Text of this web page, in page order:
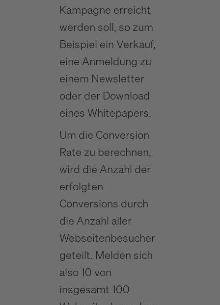
Kampagne erreicht
werden soll, so zum
Beispiel ein Verkauf,
eine Anmeldung zu
einem Newsletter
oder der Download
eines Whitepapers.
Um die Conversion
Rate zu berechnen,
wird die Anzahl der
erfolgten
Conversions durch
die Anzahl aller
Webseitenbesucher
geteilt. Melden sich
also 10 von
insgesamt 100